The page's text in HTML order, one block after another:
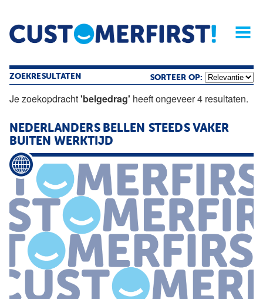
Home Opinie Archief
Magazine
ZOEKRESULTATEN SORTEER OP:
Je zoekopdracht'belgedrag' heeft ongeveer 4 resultaten.
NEDERLANDERS BELLEN STEEDS VAKER
BUITEN WERKTIJD